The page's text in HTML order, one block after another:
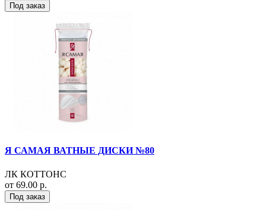
Под заказ
Я САМАЯ ВАТНЫЕ ДИСКИ №80
ЛК КОТТОНС
от 69.00 р.
Под заказ